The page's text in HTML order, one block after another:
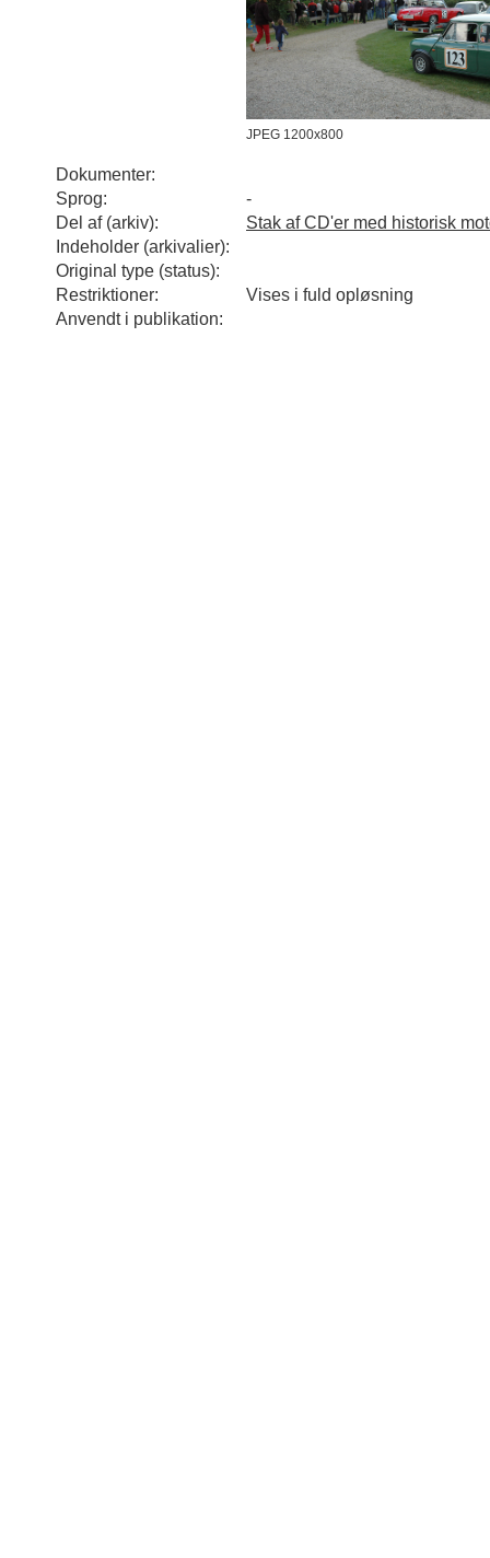
JPEG 1200x800
Dokumenter:
Sprog:
-
Del af (arkiv):
Stak af CD'er med historisk
Indeholder (arkivalier):
Original type (status):
Restriktioner:
Vises i fuld opløsning
Anvendt i publikation: